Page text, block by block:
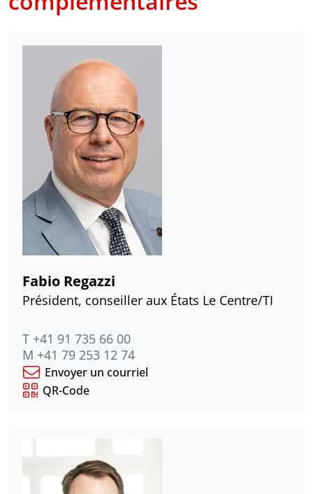
Fabio Regazzi
Président, conseiller aux États Le Centre/TI
T +41 91 735 66 00
M +41 79 253 12 74
Envoyer un courriel
QR-Code